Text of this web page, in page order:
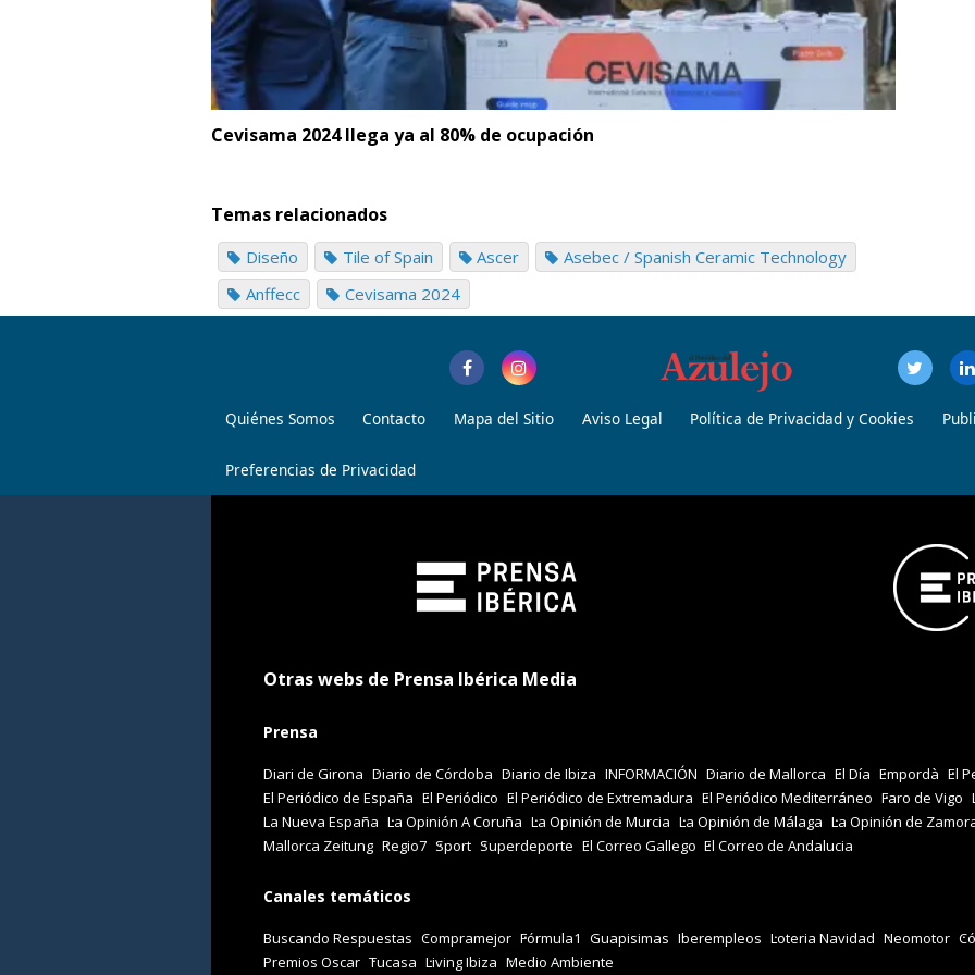
Cevisama 2024 llega ya al 80% de ocupación
Temas relacionados
Diseño Tile of Spain Ascer
Asebec / Spanish Ceramic Technology
Anffecc
Cevisama 2024
Quiénes Somos Contacto Mapa del Sitio Aviso Legal Política de Privacidad y Cookies
Preferencias de Privacidad
Otras webs de Prensa Ibérica Media
Prensa
Diari de Girona Diario de Córdoba Diario de Ibiza INFORMACIÓN Diario de Mallorca El Día Empordà El
El Periódico de España El Periódico El Periódico de Extremadura El Periódico Mediterráneo Faro de Vigo
La Nueva España La Opinión A Coruña La Opinión de Murcia La Opinión de Málaga La Opinión de
Mallorca Zeitung Regio7 Sport Superdeporte El Correo Gallego El Correo de Andalucia
Canales temáticos
Buscando Respuestas Compramejor Fórmula1 Guapisimas Iberempleos Loteria Navidad Neomotor
Premios Oscar Tucasa Living Ibiza Medio Ambiente